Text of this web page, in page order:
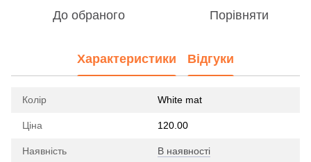
До обраного Порівняти
Характеристики Відгуки
Колір White mat
Ціна 120.00
Наявність В наявності